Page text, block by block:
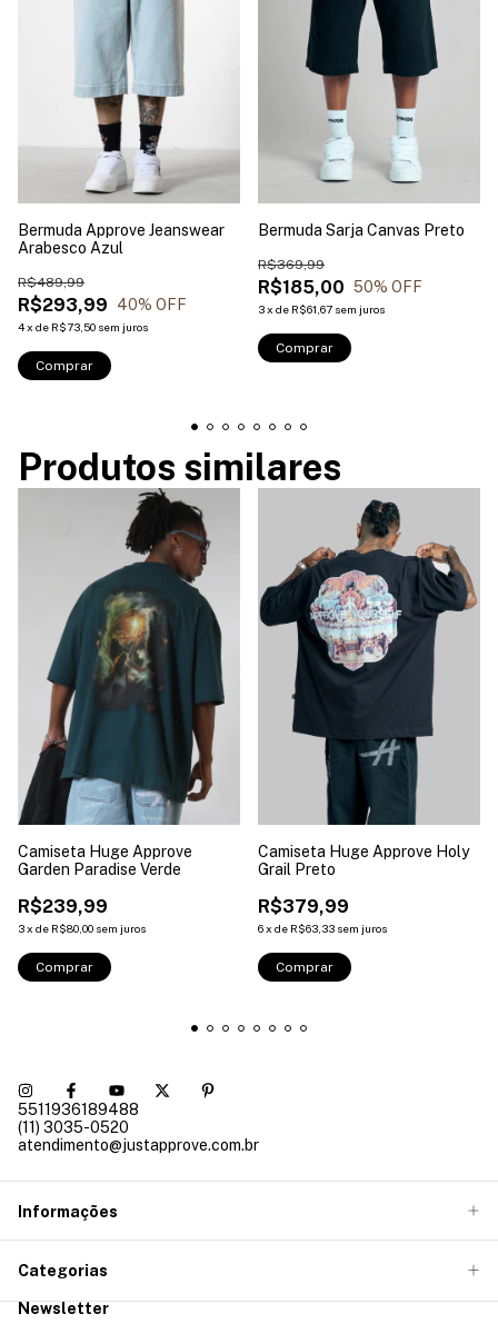
Bermuda Approve Jeanswear
Arabesco Azul
R$293,99
R$489,99
40% OFF
4x de R$73,50 sem juros
Comprar
Bermuda Sarja Canvas Preto
R$185,00
R$369,99
50% OFF
3x de R$61,67 sem juros
Comprar
Produtos similares
Camiseta Huge Approve
Garden Paradise Verde
R$239,99
3x de R$80,00 sem juros
Comprar
Camiseta Huge Approve Holy
Grail Preto
R$379,99
6x de R$63,33 sem juros
Comprar
5511936189488
(11) 3035-0520
atendimento@justapprove.com.br
Informações
Categorias
Newsletter